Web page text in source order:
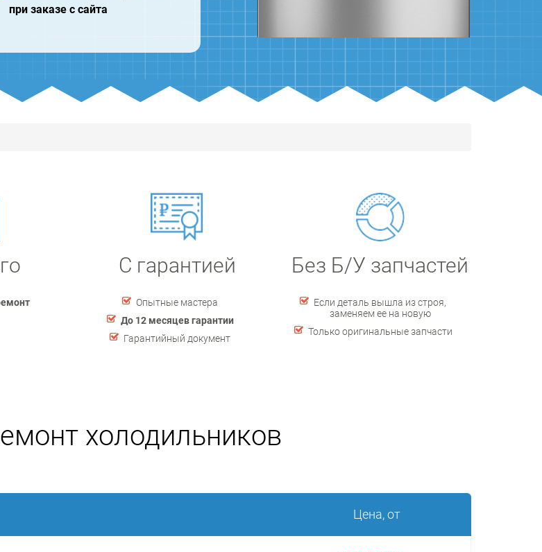
при заказе с сайта
С гарантией
Опытные мастера
До 12 месяцев гарантии
Гарантийный документ
Без Б/У запчастей
Если деталь вышла из строя,
заменяем ее на новую
Только оригинальные запчасти
холодильников
Цена, от